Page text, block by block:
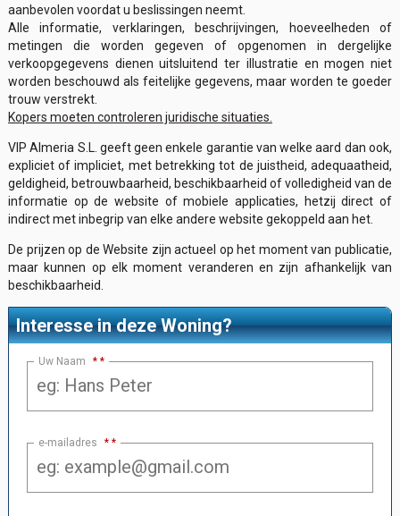
aanbevolen voordat u beslissingen neemt.
Alle informatie, verklaringen, beschrijvingen, hoeveelheden of
metingen die worden gegeven of opgenomen in dergelijke
verkoopgegevens dienen uitsluitend ter illustratie en mogen niet
worden beschouwd als feitelijke gegevens, maar worden te goeder
trouw verstrekt.
Kopers moeten controleren juridische situaties.
VIP Almeria S.L. geeft geen enkele garantie van welke aard dan ook,
expliciet of impliciet, met betrekking tot de juistheid, adequaatheid,
geldigheid, betrouwbaarheid, beschikbaarheid of volledigheid van de
informatie op de website of mobiele applicaties, hetzij direct of
indirect met inbegrip van elke andere website gekoppeld aan het.
De prijzen op de Website zijn actueel op het moment van publicatie,
maar kunnen op elk moment veranderen en zijn afhankelijk van
beschikbaarheid.
Interesse in deze Woning?
Uw Naam *
e-mailadres *